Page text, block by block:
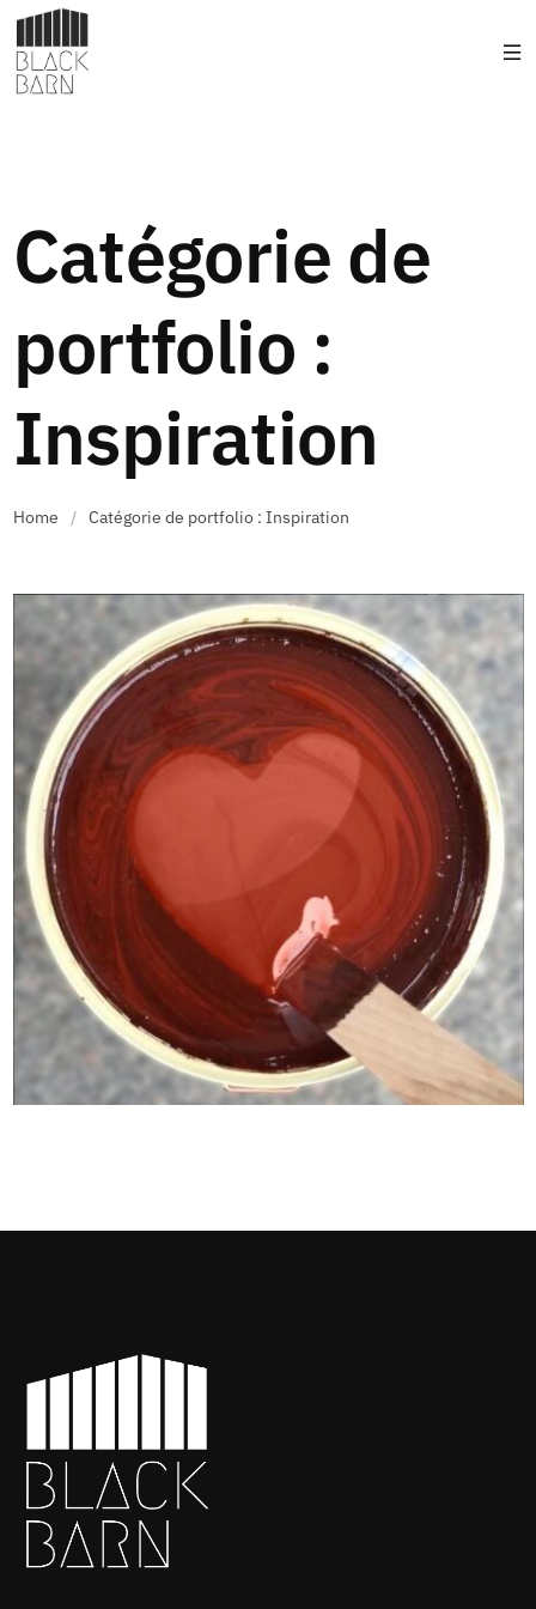
Catégorie de
portfolio :
Inspiration
Home / Catégorie de portfolio : Inspiration